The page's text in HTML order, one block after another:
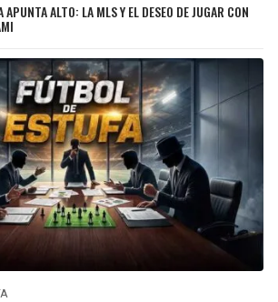
ALTO: LA MLS Y EL DESEO DE JUGAR CON